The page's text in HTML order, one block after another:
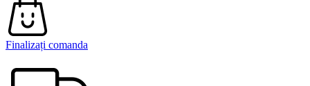
Finalizați comanda